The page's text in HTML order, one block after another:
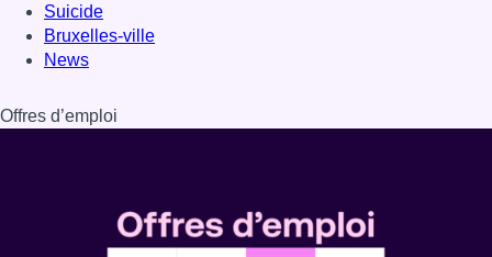
Suicide
Bruxelles-ville
News
Offres d’emploi